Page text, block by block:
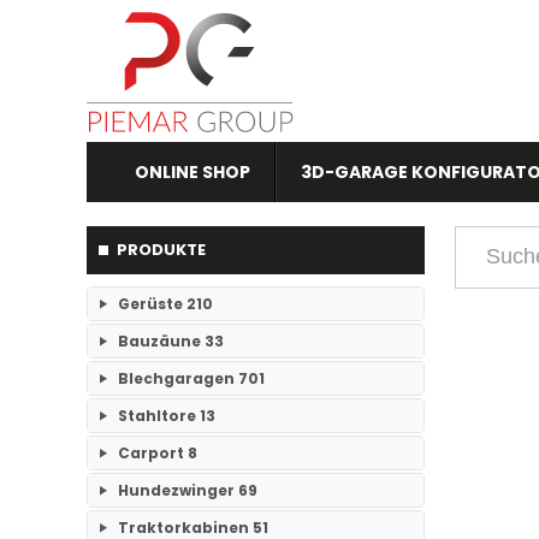
ONLINE SHOP 3D-GARAGE
PRODUKTE
Gerüste 210
RAM- 1 Gerüst Breite 73 109
RAM-2 Gerüst Breite 70 101
Bauzäune 33
Einzelteile Bauzäune 7
Bauzäune SET 26
Blechgaragen 701
Einzelgaragen 89
Doppelgaragen 59
3-Fachgaragen
Stahltore13
Keine Unterkategorien
Carport 8
Keine Unterkategorien
Hundezwinger 69
Keine Unterkategorien
Traktorkabinen 51